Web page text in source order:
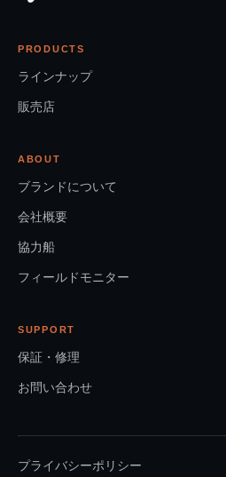
PRODUCTS
ラインナップ
販売店
ABOUT
ブランドについて
会社概要
協力船
フィールドモニター
SUPPORT
保証・修理
お問い合わせ
プライバシーポリシー